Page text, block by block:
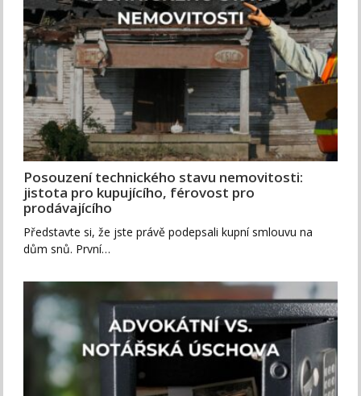
Posouzení technického stavu nemovitosti:
jistota pro kupujícího, férovost pro
prodávajícího
Představte si, že jste právě podepsali kupní smlouvu na
dům snů. První…